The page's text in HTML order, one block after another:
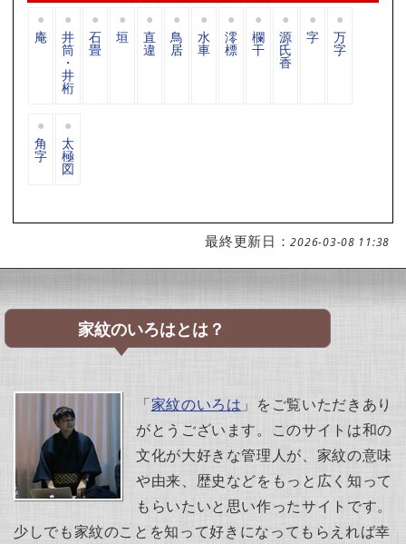
庵 井
筒
・
井
桁
石
畳
垣 直
違
鳥
居
水
車
澪
標
欄
干
源
氏
香
字 万
字
角
字
太
極
図
最終更新日：2026-03-08 11:38
家紋のいろはとは？
「家紋のいろは 」をご覧いただきあり
がとうございます。このサイトは和の
文化が大好きな管理人が、家紋の意味
や由来、歴史などをもっと広く知って
もらいたいと思い作ったサイトです。
少しでも家紋のことを知って好きになってもらえれば幸